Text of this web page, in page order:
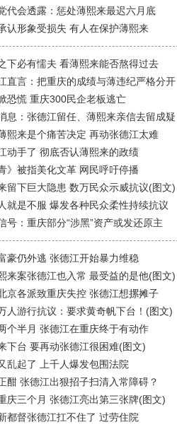
代会透露：惩处薄熙来最迟六月底
认形象受损失 有人在保护薄熙来
下必有懦夫 看薄熙来能否熬得过去
直言：把重庆的成绩与薄违纪严格分开
恐慌 重庆300民企老板逃亡
息：张德江留任、薄熙来亲信去留成疑
熙来是个痛苦决定 再动张德江太难
动手了 彻底否认薄熙来的政绩
青》被指美化文革 网民呼吁停播
留下巨大隐患 数万民众示威抗议(图文)
就是不服 爆发各种民众柔性持续抗议
号：重庆部分“涉黑”资产或发还原主
豪仍外逃 张德江开始暴力维稳
来案张德江也入常 最受益的是他(图文)
京各派致重庆失控 张德江想摞摊子
人游行抗议：要求黄奇帆下台！(图文)
个半月 张德江在重庆终于有动作
下台 要再动张德江很困难(图文)
乱起了 上千人爆发包围法院
酣 张德江出狠招子扫清入常障碍？
庆三个月 张德江亮出第三张牌(图文)
都督张德江扛不住了 过劳住院